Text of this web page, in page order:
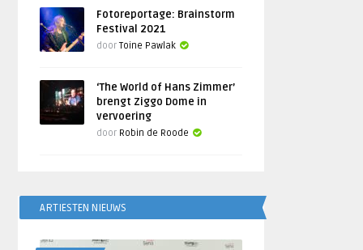
Fotoreportage: Brainstorm
Festival 2021
doorToine Pawlak
‘The World of Hans Zimmer’
brengt Ziggo Dome in
vervoering
door Robin de Roode
ARTIESTEN NIEUWS